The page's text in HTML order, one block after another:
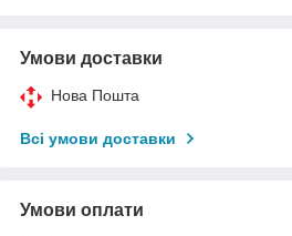
Умови доставки
Нова Пошта
Всі умови доставки
Умови оплати